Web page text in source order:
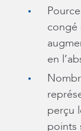
congé
en
perçu
points